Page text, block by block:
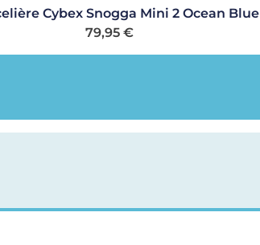
Cybex Snogga Mini 2 Ocean Blue
79,95 €